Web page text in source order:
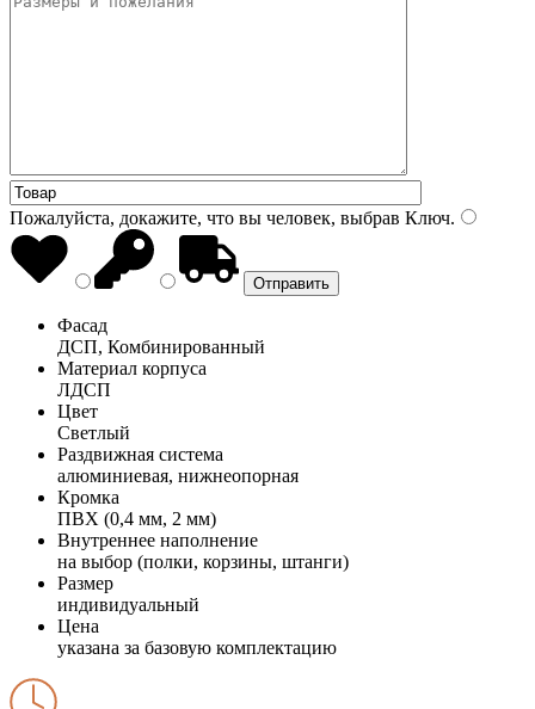
Пожалуйста, докажите, что вы человек, выбрав Ключ.
Фасад
ДСП, Комбинированный
Материал корпуса
ЛДСП
Цвет
Светлый
Раздвижная система
алюминиевая, нижнеопорная
Кромка
ПВХ (0,4 мм, 2 мм)
Внутреннее наполнение
на выбор (полки, корзины, штанги)
Размер
индивидуальный
Цена
указана за базовую комплектацию